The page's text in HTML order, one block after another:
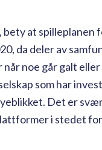
at spilleplanen
da deler av
noe går galt eller
som har
Det er
i stedet